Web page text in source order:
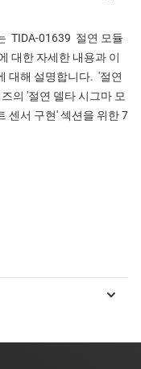
TIDA-01639 절연 모듈
대한 자세한 내용과 이
대해 설명합니다. '절연
의 '절연 델타 시그마 모
센서 구현' 섹션을 위한 7